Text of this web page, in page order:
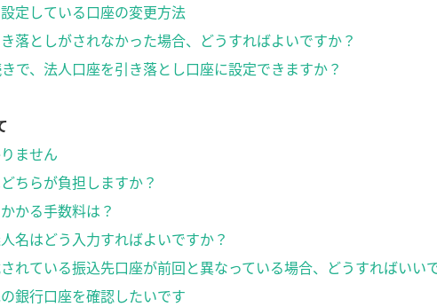
定している口座の変更方法
落としがされなかった場合、どうすればよいですか？
で、法人口座を引き落とし口座に設定できますか？
ません
ちらが負担しますか？
かる手数料は？
名はどう入力すればよいですか？
れている振込先口座が前回と異なっている場合、どうすればいい
銀行口座を確認したいです